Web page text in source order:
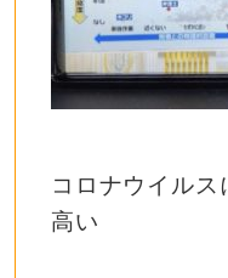
コロナウイル
高い